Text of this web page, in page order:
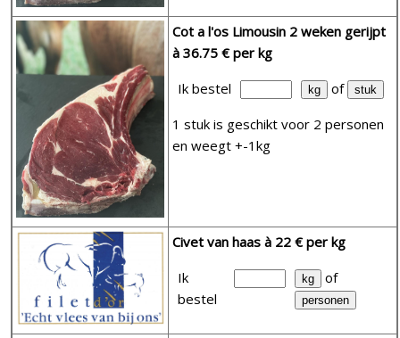
Cot a l'os Limousin 2 weken gerijpt
à 36.75 € per kg
Ik bestel
of
1 stuk is geschikt voor 2 personen
en weegt +-1kg
Civet van haas à 22 € per kg
Ik
bestel
of